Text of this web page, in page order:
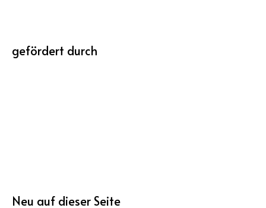
gefördert durch
Neu auf dieser Seite